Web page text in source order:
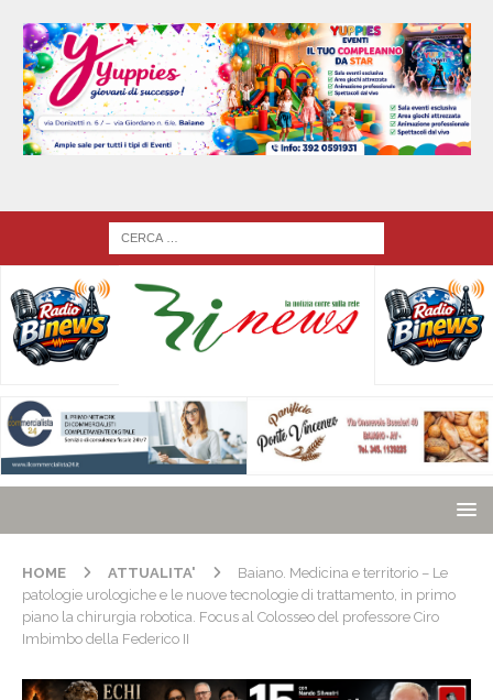
HOME ATTUALITA'
Baiano. Medicina e territorio – Le
patologie urologiche e le nuove tecnologie di trattamento, in primo
piano la chirurgia robotica. Focus al Colosseo del professore Ciro
Imbimbo della Federico II